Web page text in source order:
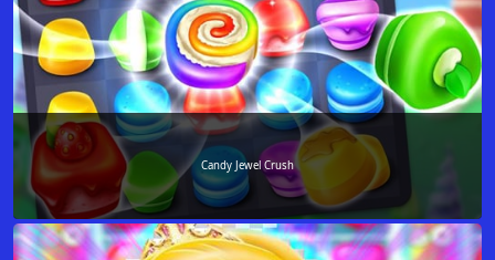
Candy Jewel Crush